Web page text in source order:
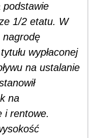
podstawie
1/2 etatu. W
nagrodę
wypłaconej
na ustalanie
na
i rentowe.